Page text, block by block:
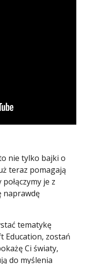
nie tylko bajki o
teraz pomagają
je z
naprawdę
tematykę
Education, zostań
Ci światy,
do myślenia